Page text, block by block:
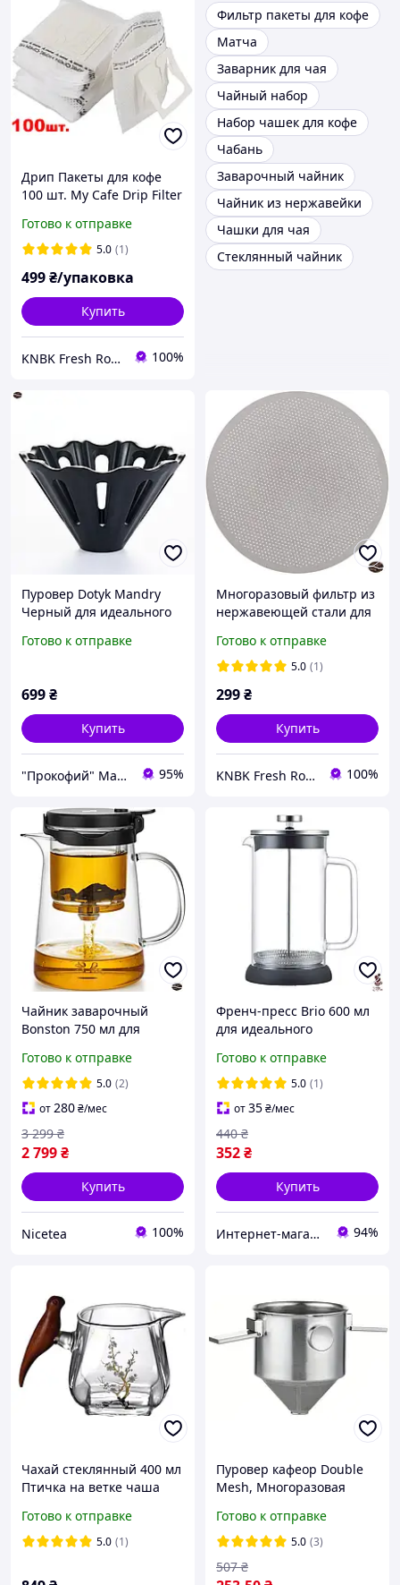
Дрип Пакеты для кофе
100 шт. My Cafe Drip Filter
Готово к отправке
5.0 (1)
499₴/упаковка
Купить
KNBK Fresh Roasted Coffee & Accessories store 100%
Фильтр пакеты для кофе
Матча
Заварник для чая
Чайный набор
Набор чашек для кофе
Чабань
Заварочный чайник
Чайник из нержавейки
Чашки для чая
Стеклянный чайник
Пуровер Dotyk Mandry
Черный для идеального
домашних условиях
Готово к отправке
699₴
Купить
"Прокофий" Магазин кофейных аксессуаров 95%
Многоразовый фильтр из
нержавеющей стали для
идеального кофе каждый
день
Готово к отправке
5.0 (1)
299₴
Купить
KNBK Fresh Roasted Coffee & Accessories store 100%
Чайник заварочный
Bonston 750 мл для
ручкой и стильным
дизайном
Готово к отправке
5.0 (2)
от280₴/мес
2 799₴
3 299 ₴
Купить
Nicetea 100%
Френч-пресс Brio 600 мл
для идеального
домашних условиях
Готово к отправке
5.0 (1)
от35₴/мес
352₴
440 ₴
Купить
Интернет-магазин Bigs 94%
Чахай стеклянный 400 мл
Птичка на ветке чаша
Готово к отправке
5.0 (1)
Пуровер кафеор Double
Mesh, Многоразовая
Готово к отправке
5.0 (3)
507 ₴